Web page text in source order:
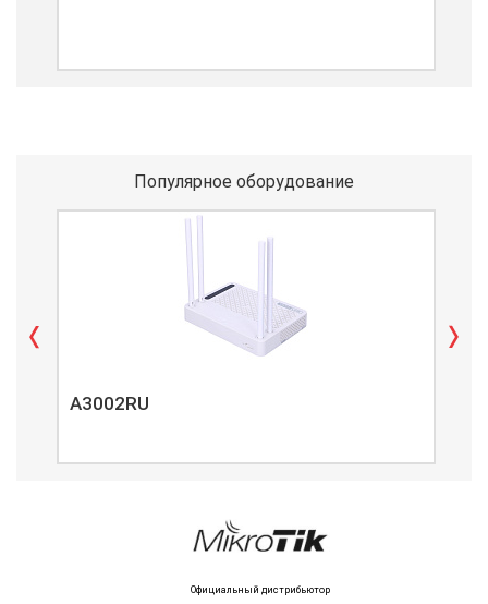
Популярное оборудование
A3002RU
Официальный дистрибьютор